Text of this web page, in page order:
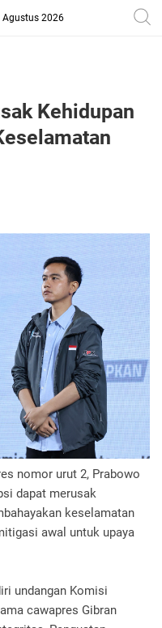
Agustus 2026
Kehidupan
nomor urut 2, Prabowo
dapat merusak
keselamatan
awal untuk upaya
undangan Komisi
cawapres Gibran